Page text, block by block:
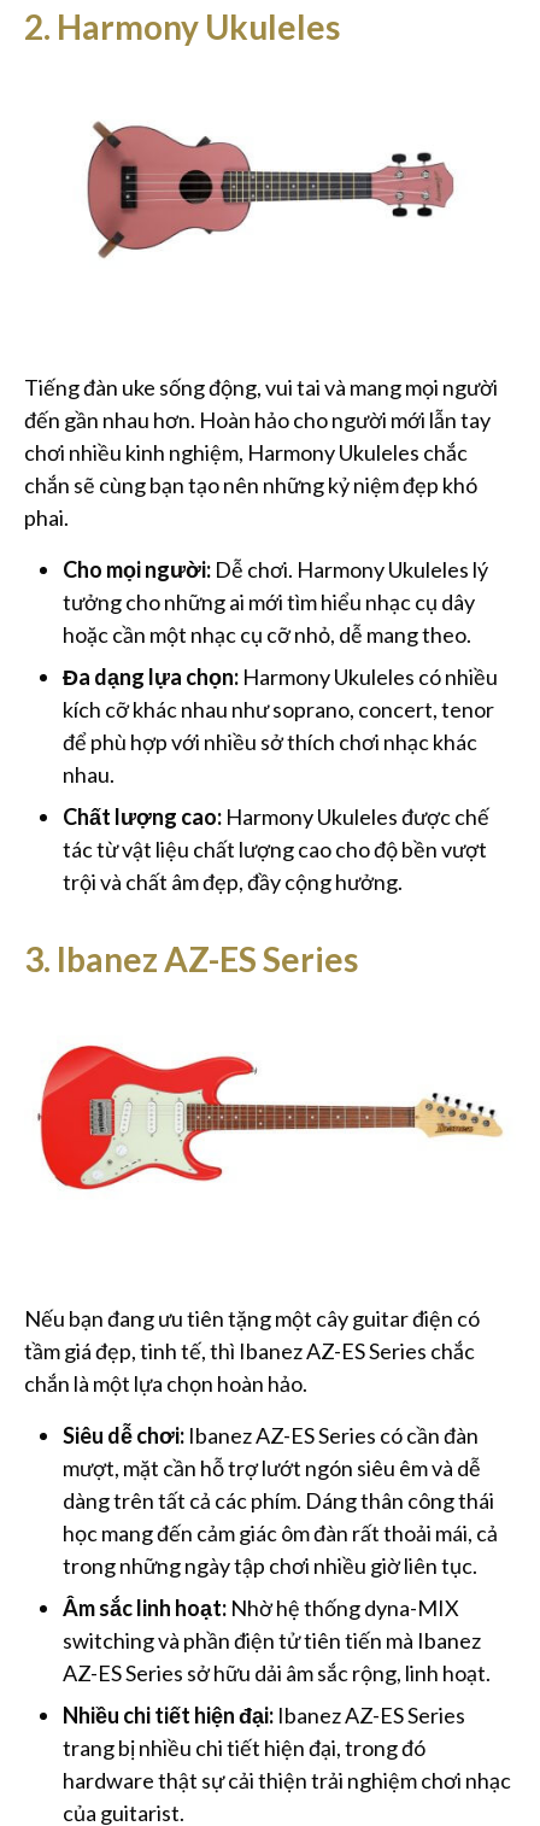
2. Harmony Ukuleles
Tiếng đàn uke sống động, vui tai và mang mọi người
đến gần nhau hơn. Hoàn hảo cho người mới lẫn tay
chơi nhiều kinh nghiệm, Harmony Ukuleles chắc
chắn sẽ cùng bạn tạo nên những kỷ niệm đẹp khó
phai.
Cho mọi người: Dễ chơi. Harmony Ukuleles lý
tưởng cho những ai mới tìm hiểu nhạc cụ dây
hoặc cần một nhạc cụ cỡ nhỏ, dễ mang theo.
Đa dạng lựa chọn: Harmony Ukuleles có nhiều
kích cỡ khác nhau như soprano, concert, tenor
để phù hợp với nhiều sở thích chơi nhạc khác
nhau.
Chất lượng cao: Harmony Ukuleles được chế
tác từ vật liệu chất lượng cao cho độ bền vượt
trội và chất âm đẹp, đầy cộng hưởng.
3. Ibanez AZ-ES Series
Nếu bạn đang ưu tiên tặng một cây guitar điện có
tầm giá đẹp, tinh tế, thì Ibanez AZ-ES Series chắc
chắn là một lựa chọn hoàn hảo.
Siêu dễ chơi: Ibanez AZ-ES Series có cần đàn
mượt, mặt cần hỗ trợ lướt ngón siêu êm và dễ
dàng trên tất cả các phím. Dáng thân công thái
học mang đến cảm giác ôm đàn rất thoải mái, cả
trong những ngày tập chơi nhiều giờ liên tục.
Âm sắc linh hoạt: Nhờ hệ thống dyna-MIX
switching và phần điện tử tiên tiến mà Ibanez
AZ-ES Series sở hữu dải âm sắc rộng, linh hoạt.
Nhiều chi tiết hiện đại: Ibanez AZ-ES Series
trang bị nhiều chi tiết hiện đại, trong đó
hardware thật sự cải thiện trải nghiệm chơi nhạc
của guitarist.